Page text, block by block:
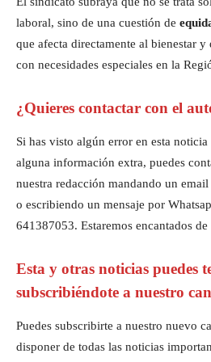
laboral, sino de una cuestión de
que afecta directamente al bienestar
con necesidades especiales en la
¿Quieres contactar con el
Si has visto algún error en esta
alguna información extra, puedes
nuestra redacción mandando un
o escribiendo un mensaje por
641387053. Estaremos encantados de
Esta y otras noticias puedes
subscribiéndote a nuestro
Puedes subscribirte a nuestro nuevo
disponer de todas las noticias